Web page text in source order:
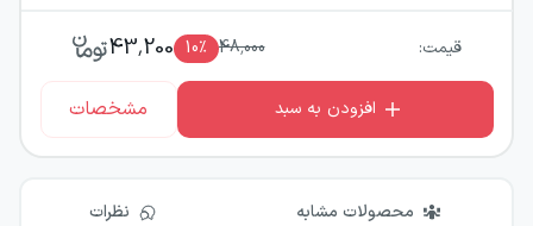
قیمت: 48,000
10٪ 43,200
افزودن به سبد مشخصات
محصولات مشابه نظرات